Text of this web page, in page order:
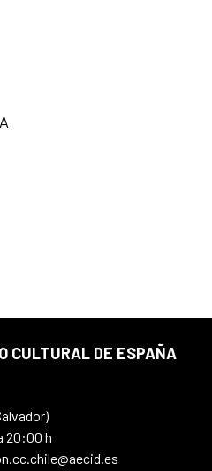
CULTURAL DE ESPAÑA
20:00 h